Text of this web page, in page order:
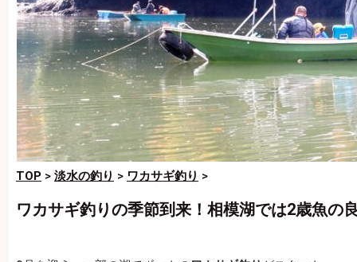
TOP > 淡水の釣り > ワカサギ釣り >
ワカサギ釣りの季節到来！相模湖では2歳魚の